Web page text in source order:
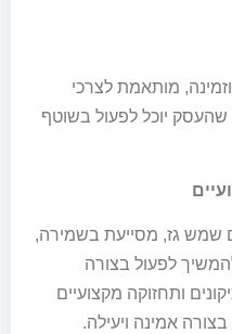
מותאמת לצרכי
שהעסק יוכל לפעול בשוטף
שמש גז, מסייעת בשמירה,
לפעול בצורה
ותחזוקה מקצועיים
אמינה ויעילה.